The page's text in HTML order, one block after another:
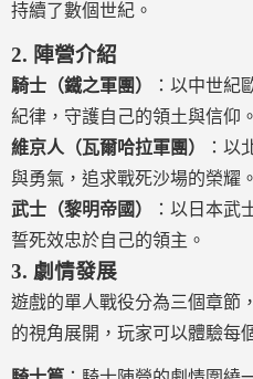
持續了數個世紀。
2. 陣營介紹
騎士（鐵之軍團）
：以中世紀
紀律，守護自己的領土與信仰。
維京人（瓦爾哈拉軍團）
：以
與勇氣，追求戰死沙場的榮耀。
武士（黎明帝國）
：以日本武
誓死效忠於自己的領主。
3. 劇情發展
遊戲的單人戰役分為三個章節
的視角展開，玩家可以體驗每